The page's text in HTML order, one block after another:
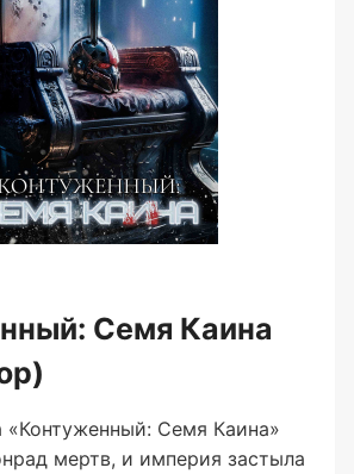
Семя Каина
«Контуженный: Семя Каина»
мертв, и империя застыла